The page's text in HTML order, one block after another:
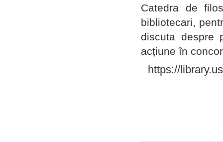
Catedra de
bibliotecari,
discuta despre
acțiune în
https://